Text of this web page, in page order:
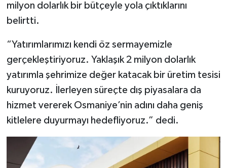
milyon dolarlık bir bütçeyle yola çıktıklarını
belirtti.
“Yatırımlarımızı kendi öz sermayemizle
gerçekleştiriyoruz. Yaklaşık 2 milyon dolarlık
yatırımla şehrimize değer katacak bir üretim tesisi
kuruyoruz. İlerleyen süreçte dış piyasalara da
hizmet vererek Osmaniye’nin adını daha geniş
kitlelere duyurmayı hedefliyoruz.” dedi.